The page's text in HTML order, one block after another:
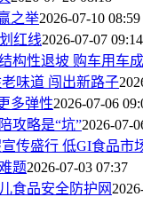
之举2026-07-10 08:59
红线2026-07-07 09:14
构性退坡 购车用车
味道 闯出新路子
多弹性2026-07-06
攻略是“坑”2026-07-
传盛行 低GI食品市
题2026-07-03 07:37
食品安全防护网